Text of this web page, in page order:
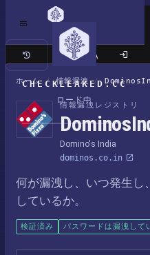
CHECKLEAKED.CC
ロード中
クラシックサイト
ホーム / 情報漏洩 /
情報漏洩レジストリ
Domino's India
dominos.co.in
何が漏洩し、いつ発生し
しているか。
検証済み パスワードは漏洩して